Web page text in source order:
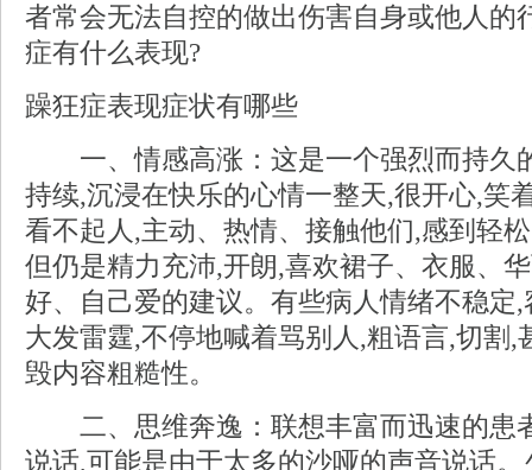
者常会无法自控的做出伤害自身或他人的
症有什么表现?
躁狂症表现症状有哪些
一、情感高涨：这是一个强烈而持久
持续,沉浸在快乐的心情一整天,很开心,笑
看不起人,主动、热情、接触他们,感到轻
但仍是精力充沛,开朗,喜欢裙子、衣服、
好、自己爱的建议。有些病人情绪不稳定
大发雷霆,不停地喊着骂别人,粗语言,切割,
毁内容粗糙性。
二、思维奔逸：联想丰富而迅速的患
说话,可能是由于太多的沙哑的声音说话